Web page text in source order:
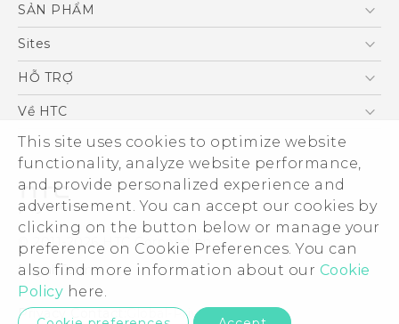
This site uses cookies to optimize website
functionality, analyze website performance,
and provide personalized experience and
advertisement. You can accept our cookies by
clicking on the button below or manage your
preference on Cookie Preferences. You can
also find more information about our Cookie
Policy here.
SẢN PHẨM
5G
Điện Thoại Thông Minh
VIVE
Sites
HTC Dev
HỖ TRỢ
Trung tâm hỗ trợ
Hỗ trợ bảo hành HTC
Về HTC
ESG
Nhà đầu tư
Làm việc tại HTC
Chính sách bảo mật
Bảo mật sản phẩm
Thông Tin Đấu Thầu
Security and Privacy Whitepaper
© 2011-2026 HTC Corporation
Legal Terms
Privacy Contact: Global-Privacy@htc.com